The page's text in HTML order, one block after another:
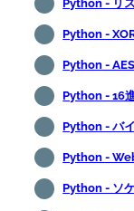
Python - リ
Python -
Python -
Python - 16
Python - バ
Python -
Python - ソ